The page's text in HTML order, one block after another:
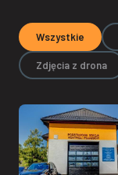
Wszystkie
Zdjęcia z drona